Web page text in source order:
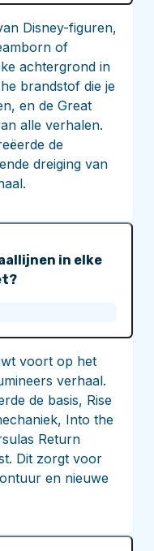
Disney-figuren,
of
achtergrond in
brandstof die je
en de Great
alle verhalen.
de
dreiging van
in elke
voort op het
verhaal.
de basis, Rise
Into the
Return
Dit zorgt voor
en nieuwe